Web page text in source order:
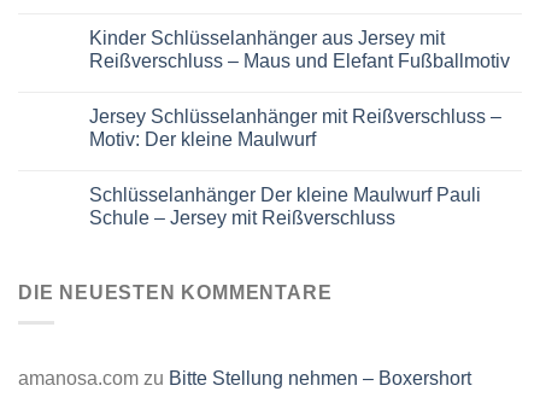
Sidebag
Maulwurf
Kirschfest
zu
Umhänge
Tasche
Maulwurf”
Winterspaß
Kinder Schlüsselanhänger aus Jersey mit
Reißverschluss – Maus und Elefant Fußballmotiv
zu
Kinder
Schlüsselanhänger
mit
Reißverschluss
–
Fußballmotiv
Jersey Schlüsselanhänger mit Reißverschluss –
Motiv: Der kleine Maulwurf
zu
Jersey
Schlüsselanhänger
Motiv:
Schlüsselanhänger Der kleine Maulwurf Pauli
Schule – Jersey mit Reißverschluss
Schlüsselanhänger
–
DIE NEUESTEN KOMMENTARE
amanosa.com zu Bitte Stellung nehmen – Boxershort